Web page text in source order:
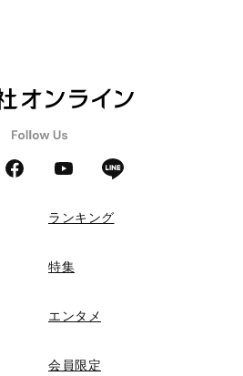
ランキング
特集
エンタメ
会員限定